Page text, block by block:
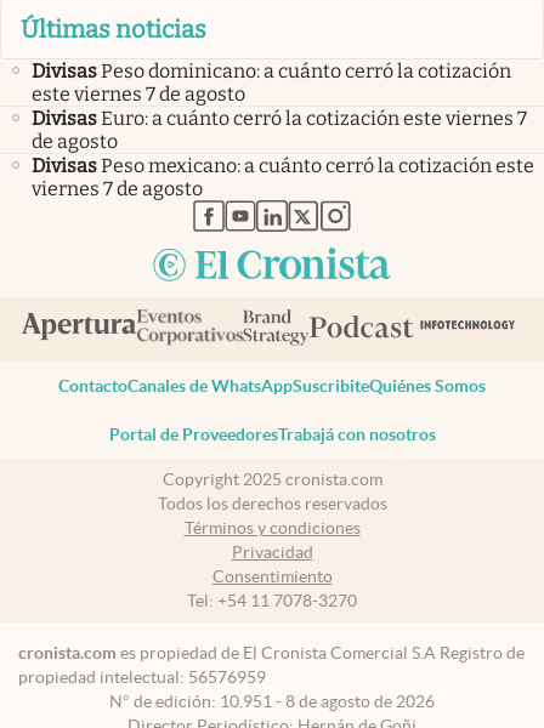
Últimas noticias
DivisasPeso dominicano: a cuánto cerró la cotización
este viernes 7 de agosto
DivisasEuro: a cuánto cerró la cotización este viernes 7
de agosto
DivisasPeso mexicano: a cuánto cerró la cotización este
viernes 7 de agosto
abre en nueva pestaña
abre en nueva pestaña
abre en nueva pestaña
abre en nueva pestaña
abre en nueva pestaña
ContactoCanales de WhatsAppSuscribiteQuiénes Somos
Portal de ProveedoresTrabajá con nosotros
Copyright 2025 cronista.com
Todos los derechos reservados
Términos y condiciones
Privacidad
Consentimiento
Tel: +54 11 7078-3270
cronista.com es propiedad de El Cronista Comercial S.A Registro de
propiedad intelectual: 56576959
N° de edición: 10.951 - 8 de agosto de 2026